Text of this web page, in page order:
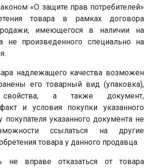
«О защите прав потребителей»
товара в рамках договора
имеющегося в наличии на
не произведенного специально на
надлежащего качества возможен
его товарный вид (упаковка),
свойства, а также документ,
и условия покупки указанного
покупателя указанного документа не
ссылаться на другие
товара у данного продавца.
не вправе отказаться от товара